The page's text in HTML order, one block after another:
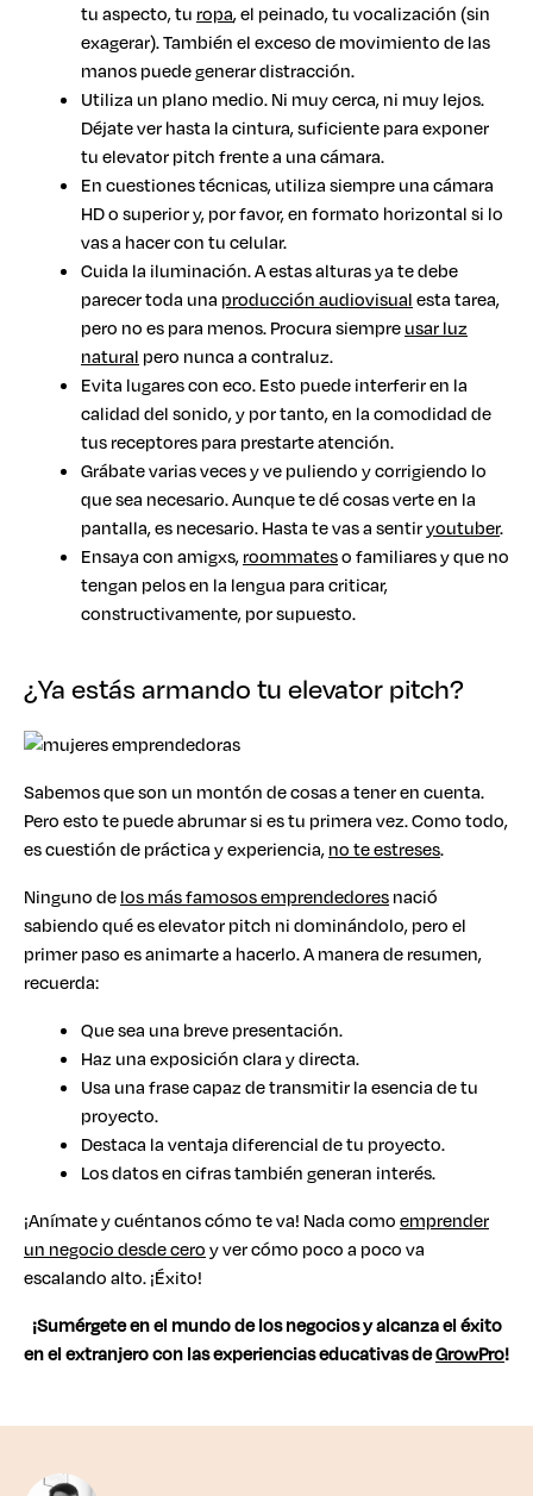
tu aspecto, tu ropa, el peinado, tu vocalización (sin
exagerar). También el exceso de movimiento de las
manos puede generar distracción.
Utiliza un plano medio. Ni muy cerca, ni muy lejos.
Déjate ver hasta la cintura, suficiente para exponer
tu elevator pitch frente a una cámara.
En cuestiones técnicas, utiliza siempre una cámara
HD o superior y, por favor, en formato horizontal si lo
vas a hacer con tu celular.
Cuida la iluminación. A estas alturas ya te debe
parecer toda una producción audiovisualesta tarea,
pero no es para menos. Procura siempreusar luz
natural pero nunca a contraluz.
Evita lugares con eco. Esto puede interferir en la
calidad del sonido, y por tanto, en la comodidad de
tus receptores para prestarte atención.
Grábate varias veces y ve puliendo y corrigiendo lo
que sea necesario. Aunque te dé cosas verte en la
pantalla, es necesario. Hasta te vas a sentiryoutuber.
Ensaya con amigxs,roommateso familiares y que no
tengan pelos en la lengua para criticar,
constructivamente, por supuesto.
¿Ya estás armando tu elevator pitch?
Sabemos que son un montón de cosas a tener en cuenta.
Pero esto te puede abrumar si es tu primera vez. Como todo,
es cuestión de práctica y experiencia,no te estreses.
Ninguno delos más famosos emprendedoresnació
sabiendo qué es elevator pitch ni dominándolo, pero el
primer paso es animarte a hacerlo. A manera de resumen,
recuerda:
Que sea una breve presentación.
Haz una exposición clara y directa.
Usa una frase capaz de transmitir la esencia de tu
proyecto.
Destaca la ventaja diferencial de tu proyecto.
Los datos en cifras también generan interés.
¡Anímate y cuéntanos cómo te va! Nada comoemprender
un negocio desde ceroy ver cómo poco a poco va
escalando alto. ¡Éxito!
¡Sumérgete en el mundo de los negocios y alcanza el éxito
en el extranjero con las experiencias educativas deGrowPro!